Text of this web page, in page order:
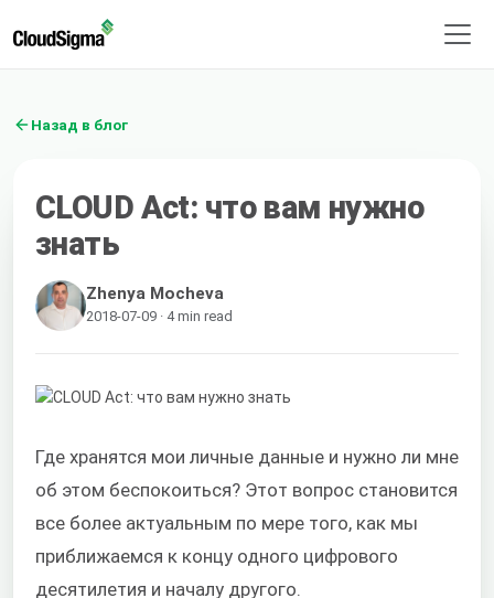
Назад в блог
CLOUD Act: что вам нужно
знать
Zhenya Mocheva
2018-07-09 · 4 min read
Где хранятся мои личные данные и нужно ли мне
об этом беспокоиться? Этот вопрос становится
все более актуальным по мере того, как мы
приближаемся к концу одного цифрового
десятилетия и началу другого.